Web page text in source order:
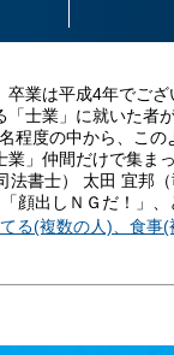
業は平成4年でござ
士業」に就いた者
度の中から、この
業」仲間だけで集
書士） 太田 宜邦
顔出しＮＧだ！」